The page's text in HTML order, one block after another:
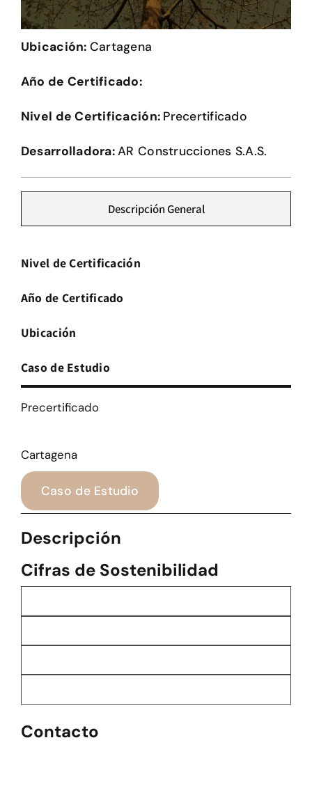
Herramientas
Credenciales
Plataforma CASA
Ubicación: Cartagena
Año de Certificado:
Nivel de Certificación: Precertificado
Desarrolladora:AR Construcciones S.A.S.
Descripción General
Nivel de Certificación
Año de Certificado
Ubicación
Caso de Estudio
Precertificado
Cartagena
Caso de Estudio
Descripción
Cifras de Sostenibilidad
Contacto